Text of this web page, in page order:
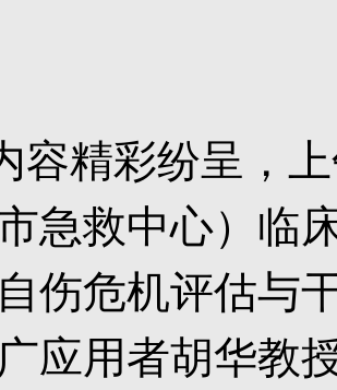
容精彩纷呈，
市急救中心）临
伤危机评估与
应用者胡华教